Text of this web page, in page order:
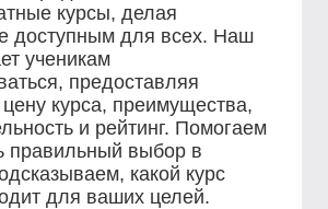
курсы, делая
доступным для всех. Наш
ученикам
предоставляя
курса, преимущества,
и рейтинг. Помогаем
правильный выбор в
какой курс
для ваших целей.